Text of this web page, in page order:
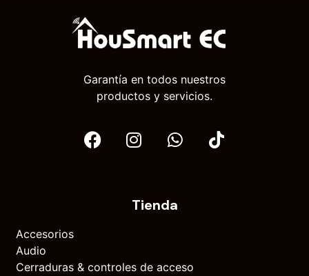
Garantía en todos nuestros
productos y servicios.
Tienda
Accesorios
Audio
Cerraduras & controles de acceso